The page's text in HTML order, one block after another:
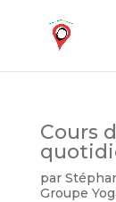
Cours
par
Groupe